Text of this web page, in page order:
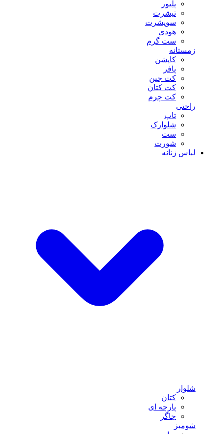
پلیور
تیشرت
سویشرت
هودی
ست گرم
زمستانه
کاپشن
پافر
کت جین
کت کتان
کت چرم
راحتی
تاپ
شلوارک
ست
شورت
لباس زنانه
شلوار
کتان
پارچه ای
جاگر
شومیز